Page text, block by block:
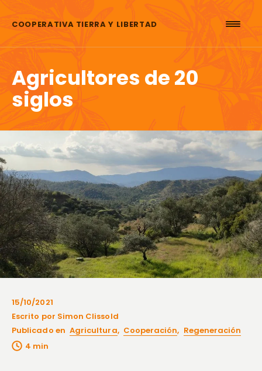
COOPERATIVA TIERRA Y LIBERTAD
Agricultores de 20
siglos
15/10/2021
Escrito por Simon Clissold
Publicado en Agricultura, Cooperación, Regeneración